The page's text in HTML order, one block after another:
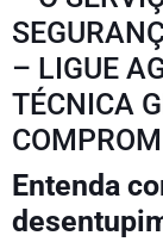
– LIGUE
TÉCNICA
Entenda